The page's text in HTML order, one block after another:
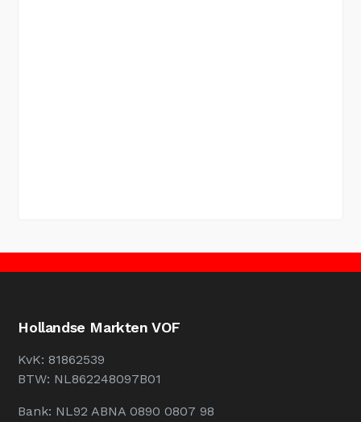
Hollandse Markten VOF
KvK: 81862539
BTW: NL862248097B01
Bank: NL92 ABNA 0890 0807 98